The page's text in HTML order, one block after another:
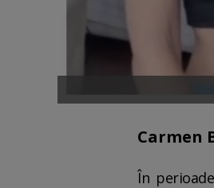
Carmen
În